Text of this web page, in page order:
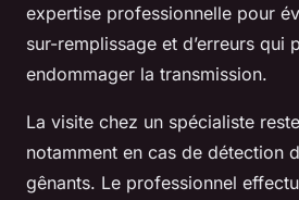
expertise professionnelle pour
sur-remplissage et d’erreurs qui
endommager la transmission.
La visite chez un spécialiste
notamment en cas de détection
gênants. Le professionnel